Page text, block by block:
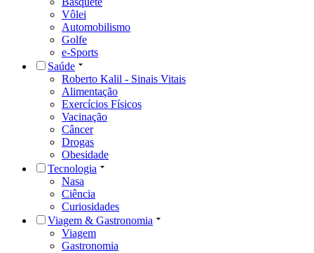
Vôlei
Automobilismo
Golfe
e-Sports
Saúde
Roberto Kalil - Sinais Vitais
Alimentação
Exercícios Físicos
Vacinação
Câncer
Drogas
Obesidade
Tecnologia
Nasa
Ciência
Curiosidades
Viagem & Gastronomia
Viagem
Gastronomia